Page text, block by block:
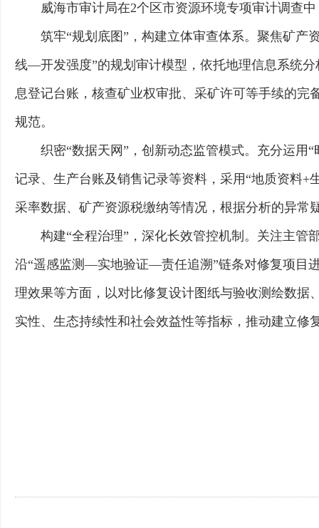
威海市审计局在2个区市资源环境专项审计调查
筑牢“规划底图”，构建立体审查体系。聚焦矿
线—开发强度”的规划审计模型，依托地理信息系统
息登记台账，核查矿业权审批、采矿许可等手续的
规范。
织密“数据天网”，创新动态监管模式。充分运用
记录、生产台账及销售记录等资料，采用“地质资料
采率数据、矿产资源税缴纳等情况，根据分析的异
构建“全程治理”，深化长效管控机制。关注主
沿“遥感监测—实地验证—责任追溯”链条对修复项目
理效果等方面，以对比修复设计图纸与验收测绘数据
实性、生态持续性和社会效益性等指标，推动建